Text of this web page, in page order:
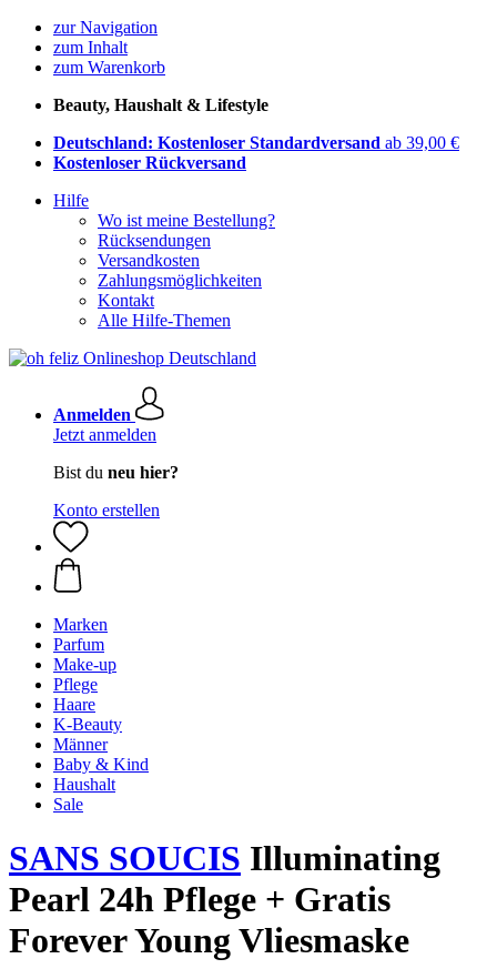
zur Navigation
zum Inhalt
zum Warenkorb
Beauty, Haushalt & Lifestyle
Deutschland: Kostenloser Standardversand ab 39,00 €
Kostenloser Rückversand
Hilfe
Wo ist meine Bestellung?
Rücksendungen
Versandkosten
Zahlungsmöglichkeiten
Kontakt
Alle Hilfe-Themen
Anmelden
Jetzt anmelden
Bist du neu hier?
Konto erstellen
Marken
Parfum
Make-up
Pflege
Haare
K-Beauty
Männer
Baby & Kind
Haushalt
Sale
SANS SOUCIS Illuminating
Pearl 24h Pflege + Gratis
Forever Young Vliesmaske